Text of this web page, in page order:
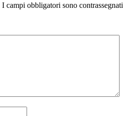
I campi obbligatori sono contrassegnati